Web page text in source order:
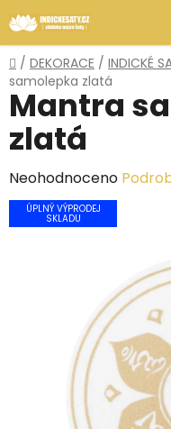
na
obsah
Domů
/ DEKORACE / INDICKÉ
samolepka zlatá
Mantra
zlatá
Průměrné
hodnocení
produktu
hvězdiček.
Neohodnoceno
ÚPLNÝ VÝPRODEJ
SKLADU